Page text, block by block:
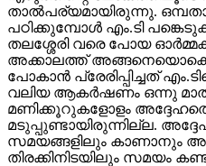
താല്‍പര്യമായിരുന്നു.
പഠിക്കുമ്പോള്‍ എം.ടി
തലശ്ശേരി വരെ പോയ
അക്കാലത്ത്
പോകാന്‍ പ്രേരിപ്പിച്ചത്
വലിയ ആകര്‍ഷണം ഒന്നു
മണിക്കൂറുകളോളം
മടുപ്പുണ്ടായിരുന്നില്ല.
സമയങ്ങളിലും കാണാനും
തിരക്കിനിടയിലും സമയം